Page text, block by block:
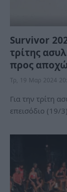
Survivor
τρίτης
προς
Τρ, 19 Μαρ 2024
Για την τρίτη
επεισόδιο (19/